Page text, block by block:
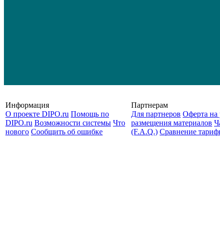
Информация
О проекте DIPO.ru Помощь по
DIPO.ru Возможности системы Что
нового Сообщить об ошибке
Партнерам
Для партнеров Оферта на
размещения материалов
(F.A.Q.) Cравнение